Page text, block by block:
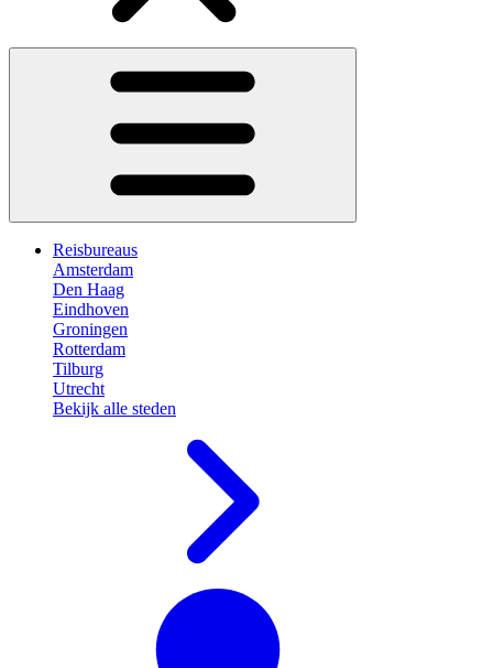
Reisbureaus
Amsterdam
Den Haag
Eindhoven
Groningen
Rotterdam
Tilburg
Utrecht
Bekijk alle steden